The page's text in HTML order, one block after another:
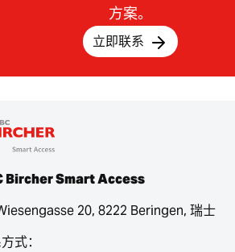
方案。
立即联系
Bircher Smart Access
20, 8222 Beringen, 瑞士
式：